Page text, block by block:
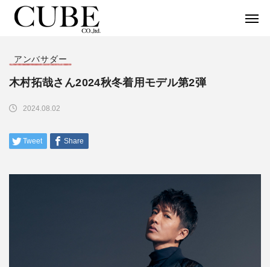
アンバサダー
木村拓哉さん2024秋冬着用モデル第2弾
2024.08.02